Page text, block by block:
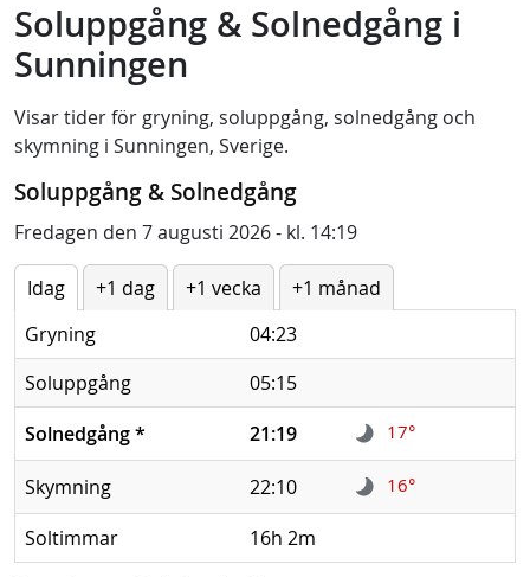
Soluppgång & Solnedgång i
Sunningen
Visar tider för gryning, soluppgång, solnedgång och
skymning i Sunningen, Sverige.
Soluppgång & Solnedgång
Fredagen den 7 augusti 2026 - kl. 14:19
Idag +1 dag +1 vecka
+1 månad
Gryning
04:23
Soluppgång
05:15
Solnedgång* 21:19 17°
Skymning 22:10 16°
Soltimmar 16h 2m